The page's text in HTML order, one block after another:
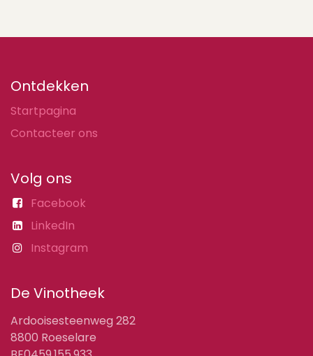
Ontdekken
Startpagina
Contacteer ons
Volg ons
Facebook
LinkedIn
Instagram
De Vinotheek
Ardooisesteenweg 282
8800 Roeselare